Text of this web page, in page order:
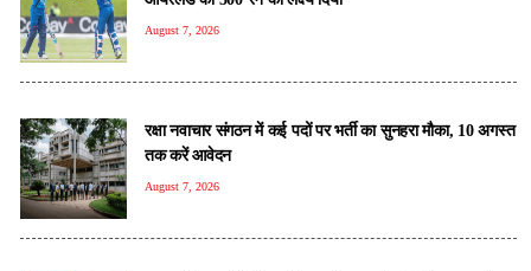
August 7, 2026
रक्षा नवाचार संगठन में कई पदों पर भर्ती का सुनहरा मौका, 10 अगस्त
तक करें आवेदन
August 7, 2026